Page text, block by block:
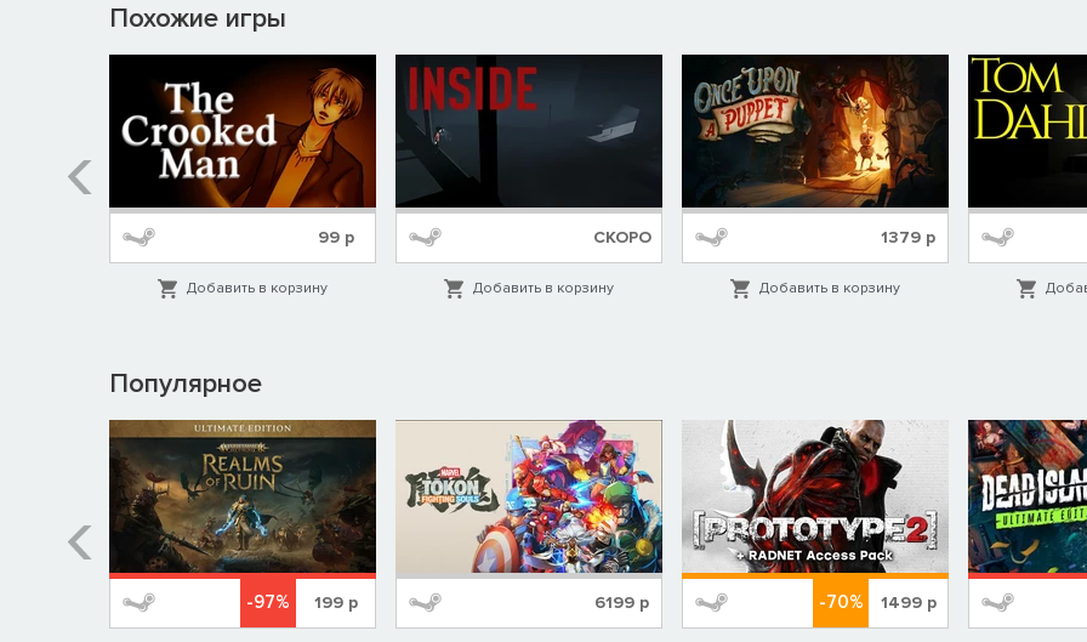
Похожие игры
99р
Добавить в корзину
СКОРО
Добавить в корзину
1379 р
Добавить в корзину
Популярное
-97% 199р 6199 р -70% 1499р